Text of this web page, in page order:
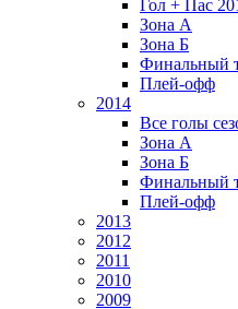
Гол + Пас
Зона А
Зона Б
Финальный
Плей-офф
2014
Все голы
Зона А
Зона Б
Финальный
Плей-офф
2013
2012
2011
2010
2009